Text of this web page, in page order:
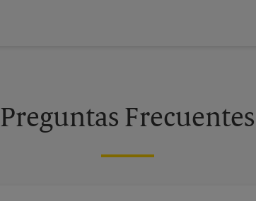
Preguntas Frecuentes